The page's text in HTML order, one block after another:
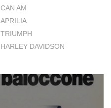
CAN AM
APRILIA
TRIUMPH
HARLEY DAVIDSON